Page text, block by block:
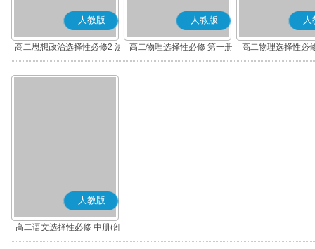
人教版
高二思想政治选择性必修2 法
律与生活(部编版)
人教版
高二物理选择性必修 第一册
人
高二物理选择性必
人教版
高二语文选择性必修 中册(部
编版)